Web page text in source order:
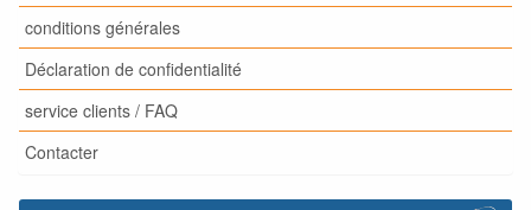
conditions générales
Déclaration de confidentialité
service clients / FAQ
Contacter